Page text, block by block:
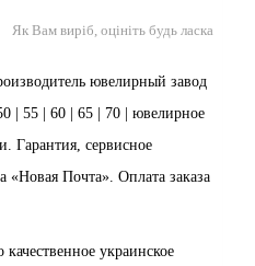
Як Вам виріб, оцініть будь ласка
ювелирный завод
| 55 | 60 | 65 | 70 | ювелирное
Гарантия, сервисное
«Новая Почта». Оплата заказа
украинское